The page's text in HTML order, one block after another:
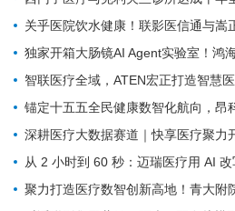
关乎医院饮水健康！联影医信通与嵩正
独家开箱大肠镜AI Agent实验室！鸿海医疗机
智联医疗全域，ATEN宏正打造智慧医疗一
锚定十五五全民健康数智化航向，昂科物联网全域技术
深耕医疗大数据赛道｜快享医疗聚力
从 2 小时到 60 秒：迈瑞医疗用 AI 改写了医院最
聚力打造医疗数智创新高地！青大附院医疗数智